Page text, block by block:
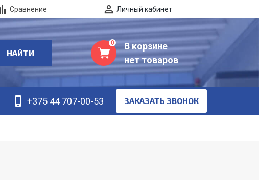
Сравнение Личный кабинет
НАЙТИ
0
В корзине
нет товаров
+375 44 707-00-53 ЗАКАЗАТЬ ЗВОНОК